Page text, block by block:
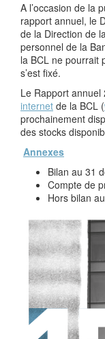
A l’occasion de la
rapport annuel, le
de la Direction de
personnel de la
la BCL ne pourrait
s’est fixé.
Le Rapport
internet de la BCL (
prochainement
des stocks
Annexes
Bilan au 31
Compte de
Hors bilan